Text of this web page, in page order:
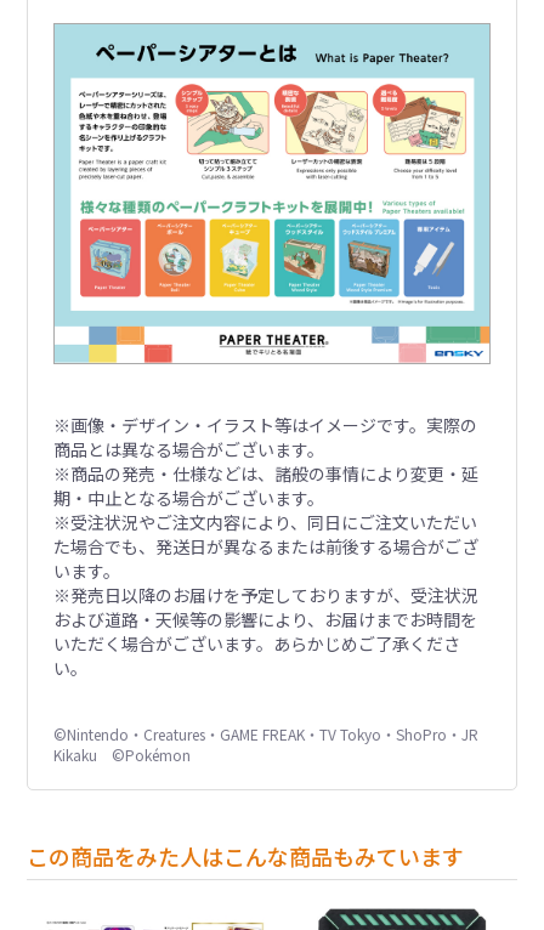
※画像・デザイン・イラスト等はイメージです。実際の
商品とは異なる場合がございます。
※商品の発売・仕様などは、諸般の事情により変更・延
期・中止となる場合がございます。
※受注状況やご注文内容により、同日にご注文いただい
た場合でも、発送日が異なるまたは前後する場合がござ
います。
※発売日以降のお届けを予定しておりますが、受注状況
および道路・天候等の影響により、お届けまでお時間を
いただく場合がございます。あらかじめご了承くださ
い。
©Nintendo・Creatures・GAME FREAK・TV Tokyo・ShoPro・JR
Kikaku ©Pokémon
この商品をみた人はこんな商品もみています